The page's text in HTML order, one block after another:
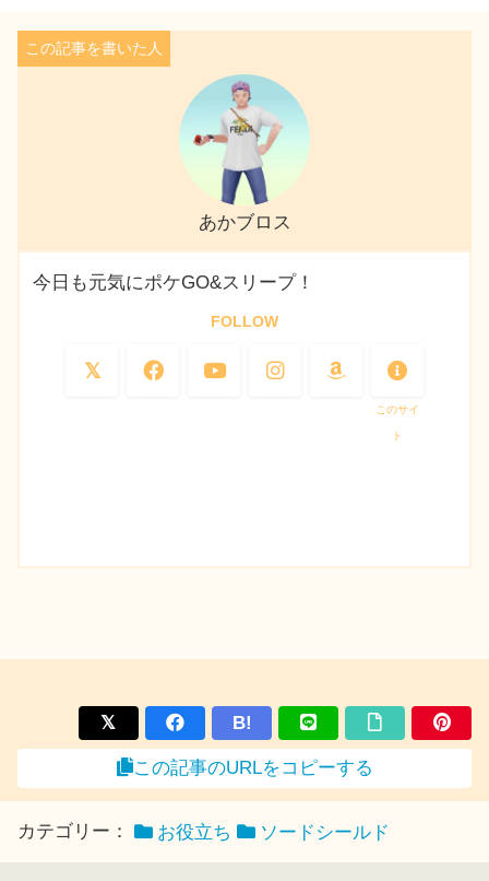
あかブロス
今日も元気にポケGO&スリープ！
FOLLOW
このサイ
ト
B!
この記事のURLをコピーする
カテゴリー： お役立ち ソードシールド